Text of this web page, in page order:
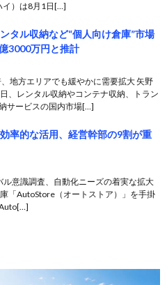
イ）は8月1日[…]
タル収納など“個人向け倉庫”市場
3000万円と推計
地方エリアでも緩やかに需要拡大 矢野
、レンタル収納やコンテナ収納、トラン
サービスの国内市場[…]
率的な活用、経営幹部の9割が重
意識調査、自動化ニーズの着実な拡大
「AutoStore（オートストア）」を手掛